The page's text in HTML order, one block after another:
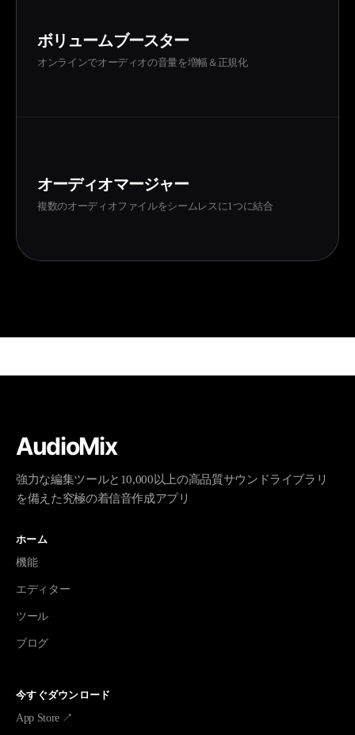
ボリュームブースター
オンラインでオーディオの音量を増幅＆正規化
オーディオマージャー
複数のオーディオファイルをシームレスに1つに結合
AudioMix
強力な編集ツールと10,000以上の高品質サウンドライブラリ
を備えた究極の着信音作成アプリ
ホーム
機能
エディター
ツール
ブログ
今すぐダウンロード
App Store ↗